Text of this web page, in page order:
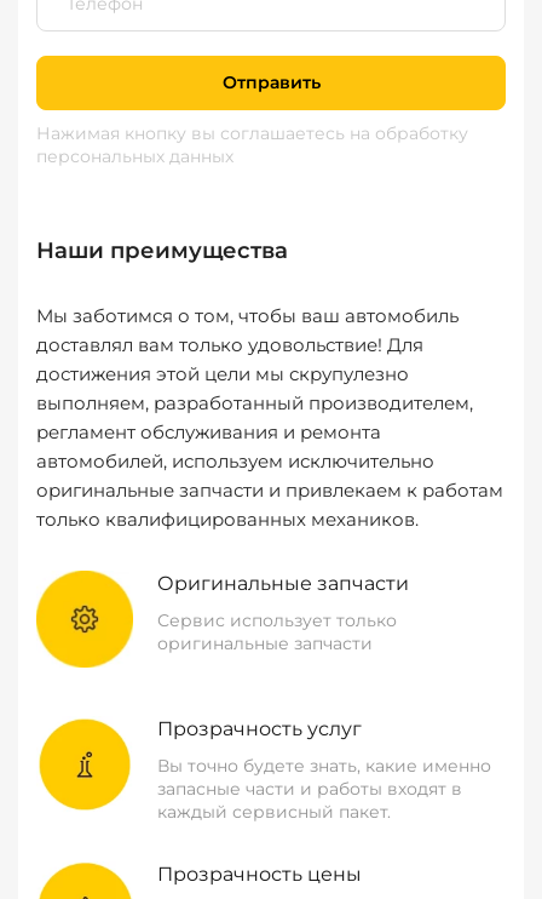
Отправить
Нажимая кнопку вы соглашаетесь на обработку
персональных данных
Наши преимущества
Мы заботимся о том, чтобы ваш автомобиль
доставлял вам только удовольствие! Для
достижения этой цели мы скрупулезно
выполняем, разработанный производителем,
регламент обслуживания и ремонта
автомобилей, используем исключительно
оригинальные запчасти и привлекаем к работам
только квалифицированных механиков.
Оригинальные запчасти
Сервис использует только
оригинальные запчасти
Прозрачность услуг
Вы точно будете знать, какие именно
запасные части и работы входят в
каждый сервисный пакет.
Прозрачность цены